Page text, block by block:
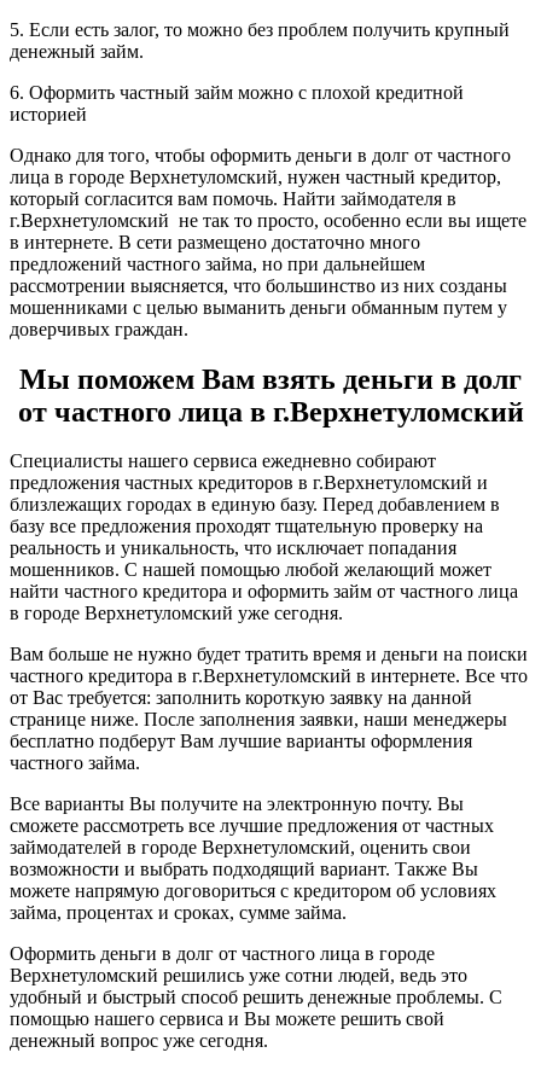
5. Если есть залог, то можно без проблем получить крупный
денежный займ.
6. Оформить частный займ можно с плохой кредитной
историей
Однако для того, чтобы оформить деньги в долг от частного
лица в городе Верхнетуломский, нужен частный кредитор,
который согласится вам помочь. Найти займодателя в
г.Верхнетуломский не так то просто, особенно если вы ищете
в интернете. В сети размещено достаточно много
предложений частного займа, но при дальнейшем
рассмотрении выясняется, что большинство из них созданы
мошенниками с целью выманить деньги обманным путем у
доверчивых граждан.
Мы поможем Вам взять деньги в долг
от частного лица в г.Верхнетуломский
Специалисты нашего сервиса ежедневно собирают
предложения частных кредиторов в г.Верхнетуломский и
близлежащих городах в единую базу. Перед добавлением в
базу все предложения проходят тщательную проверку на
реальность и уникальность, что исключает попадания
мошенников. С нашей помощью любой желающий может
найти частного кредитора и оформить займ от частного лица
в городе Верхнетуломский уже сегодня.
Вам больше не нужно будет тратить время и деньги на поиски
частного кредитора в г.Верхнетуломский в интернете. Все что
от Вас требуется: заполнить короткую заявку на данной
странице ниже. После заполнения заявки, наши менеджеры
бесплатно подберут Вам лучшие варианты оформления
частного займа.
Все варианты Вы получите на электронную почту. Вы
сможете рассмотреть все лучшие предложения от частных
займодателей в городе Верхнетуломский, оценить свои
возможности и выбрать подходящий вариант. Также Вы
можете напрямую договориться с кредитором об условиях
займа, процентах и сроках, сумме займа.
Оформить деньги в долг от частного лица в городе
Верхнетуломский решились уже сотни людей, ведь это
удобный и быстрый способ решить денежные проблемы. С
помощью нашего сервиса и Вы можете решить свой
денежный вопрос уже сегодня.